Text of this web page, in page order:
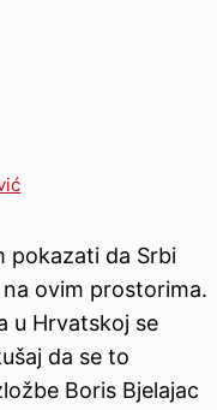
pokazati da Srbi
ovim prostorima.
u Hrvatskoj se
da se to
Boris Bjelajac